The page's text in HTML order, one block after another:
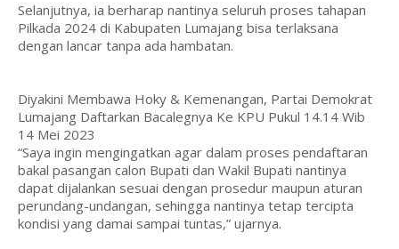
Selanjutnya, ia berharap nantinya seluruh proses tahapan
Pilkada 2024 di Kabupaten Lumajang bisa terlaksana
dengan lancar tanpa ada hambatan.
Diyakini Membawa Hoky & Kemenangan, Partai Demokrat
Lumajang Daftarkan Bacalegnya Ke KPU Pukul 14.14 Wib
14 Mei 2023
“Saya ingin mengingatkan agar dalam proses pendaftaran
bakal pasangan calon Bupati dan Wakil Bupati nantinya
dapat dijalankan sesuai dengan prosedur maupun aturan
perundang-undangan, sehingga nantinya tetap tercipta
kondisi yang damai sampai tuntas,” ujarnya.